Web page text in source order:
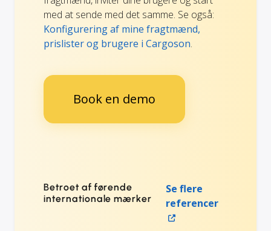
med at sende med det samme. Se også:
Konfigurering af mine fragtmænd,
prislister og brugere i Cargoson.
Book en demo
Betroet af førende
internationale mærker
Se flere
referencer